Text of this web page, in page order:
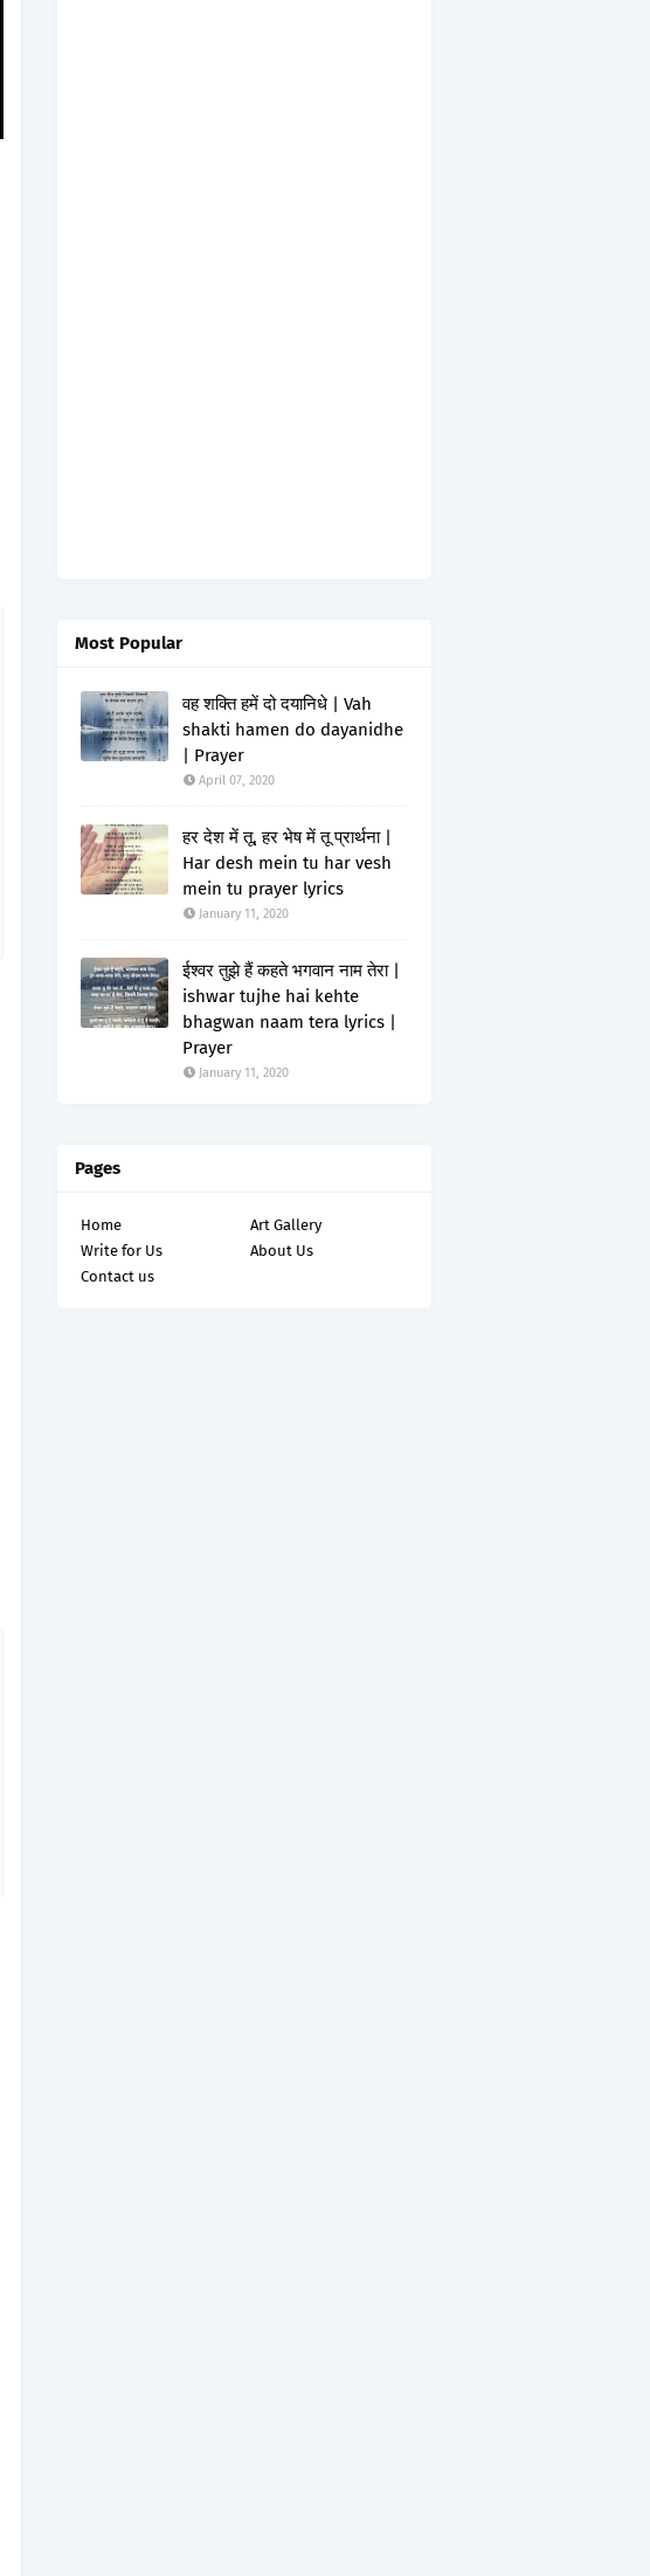
Most Popular
वह शक्ति हमें दो दयानिधे | Vah
shakti hamen do dayanidhe
| Prayer
April 07, 2020
हर देश में तू, हर भेष में तू प्रार्थना |
Har desh mein tu har vesh
mein tu prayer lyrics
January 11, 2020
ईश्वर तुझे हैं कहते भगवान नाम तेरा |
ishwar tujhe hai kehte
bhagwan naam tera lyrics |
Prayer
January 11, 2020
Pages
Home
Art Gallery
Write for Us
About Us
Contact us